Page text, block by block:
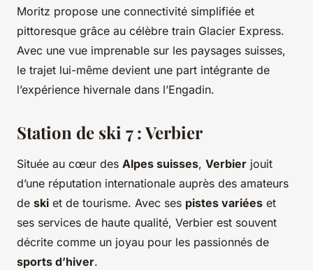
Moritz propose une connectivité simplifiée et
pittoresque grâce au célèbre train Glacier Express.
Avec une vue imprenable sur les paysages suisses,
le trajet lui-même devient une part intégrante de
l’expérience hivernale dans l’Engadin.
Station de ski 7 : Verbier
Située au cœur des Alpes suisses, Verbier jouit
d’une réputation internationale auprès des amateurs
de ski et de tourisme. Avec ses pistes variées et
ses services de haute qualité, Verbier est souvent
décrite comme un joyau pour les passionnés de
sports d’hiver.